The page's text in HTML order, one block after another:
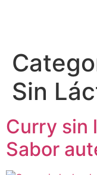
Sin
Curry sin
Sabor